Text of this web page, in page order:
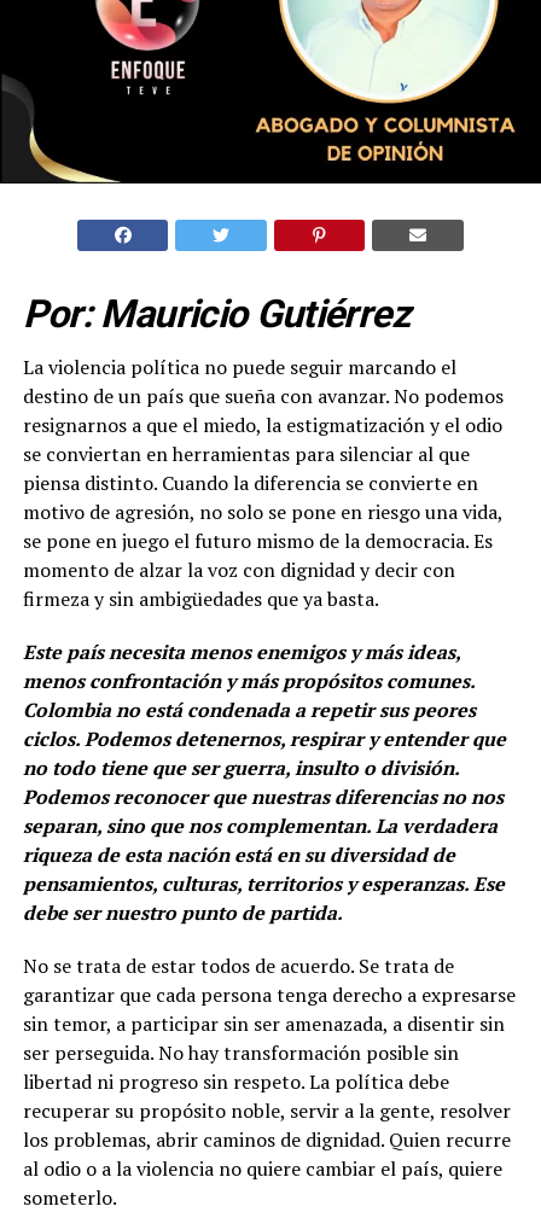
Por: Mauricio Gutiérrez
La violencia política no puede seguir marcando el
destino de un país que sueña con avanzar. No podemos
resignarnos a que el miedo, la estigmatización y el odio
se conviertan en herramientas para silenciar al que
piensa distinto. Cuando la diferencia se convierte en
motivo de agresión, no solo se pone en riesgo una vida,
se pone en juego el futuro mismo de la democracia. Es
momento de alzar la voz con dignidad y decir con
firmeza y sin ambigüedades que ya basta.
Este país necesita menos enemigos y más ideas,
menos confrontación y más propósitos comunes.
Colombia no está condenada a repetir sus peores
ciclos. Podemos detenernos, respirar y entender que
no todo tiene que ser guerra, insulto o división.
Podemos reconocer que nuestras diferencias no nos
separan, sino que nos complementan. La verdadera
riqueza de esta nación está en su diversidad de
pensamientos, culturas, territorios y esperanzas. Ese
debe ser nuestro punto de partida.
No se trata de estar todos de acuerdo. Se trata de
garantizar que cada persona tenga derecho a expresarse
sin temor, a participar sin ser amenazada, a disentir sin
ser perseguida. No hay transformación posible sin
libertad ni progreso sin respeto. La política debe
recuperar su propósito noble, servir a la gente, resolver
los problemas, abrir caminos de dignidad. Quien recurre
al odio o a la violencia no quiere cambiar el país, quiere
someterlo.